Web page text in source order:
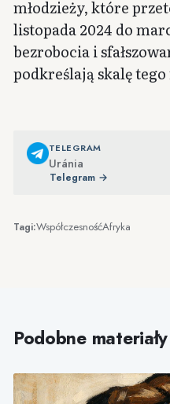
młodzieży, które
listopada 2024 do
bezrobocia i
podkreślają skalę tego
TELEGRAM
Uránia
Telegram →
Tagi:WspółczesnośćAfryka
Podobne materiały